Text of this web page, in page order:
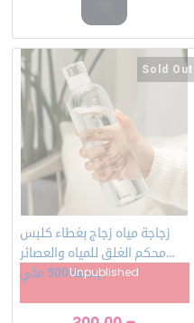
زجاجة مياه زجاج بغطاء كلبس
محكم الغلق للمياه والعصائر
بسعة 500 ملي
Unpublished
Sold Out